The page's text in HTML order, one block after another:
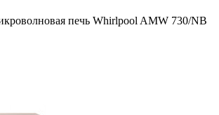
печь Whirlpool AMW 730/NB